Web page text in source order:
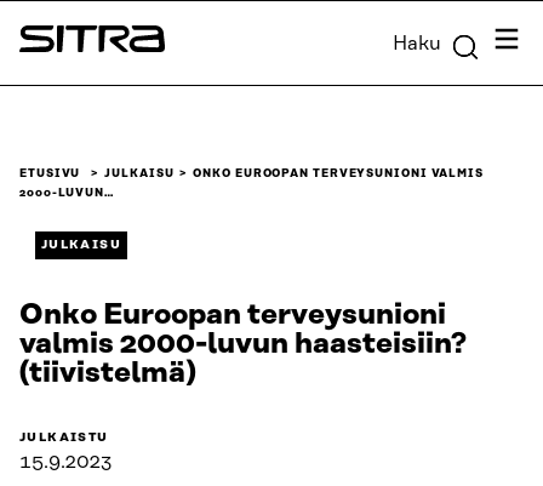
Siirry
suoraan
Sitra Haku
ETUSIVU JULKAISU
ONKO EUROOPAN TERVEYSUNIONI VALMIS
2000-LUVUN…
JULKAISU
Onko Euroopan terveysunioni
valmis 2000-luvun haasteisiin?
(tiivistelmä)
JULKAISTU
15.9.2023